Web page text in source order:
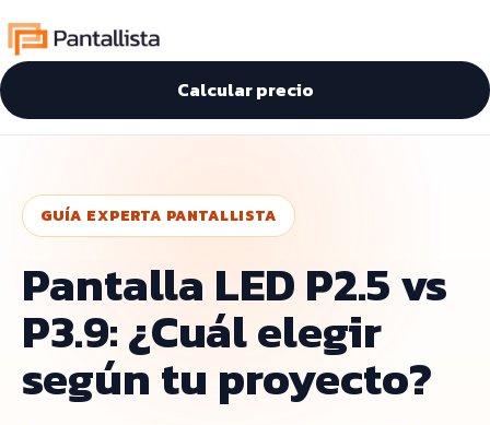
Calcular precio
GUÍA EXPERTA PANTALLISTA
Pantalla LED P2.5 vs
P3.9: ¿Cuál elegir
según tu proyecto?